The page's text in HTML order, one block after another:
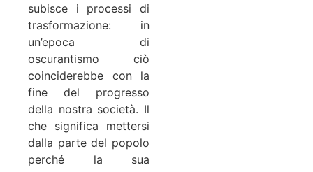
subisce i processi di
trasformazione: in
un’epoca di
oscurantismo ciò
coinciderebbe con la
fine del progresso
della nostra società. Il
che significa mettersi
dalla parte del popolo
perché la sua